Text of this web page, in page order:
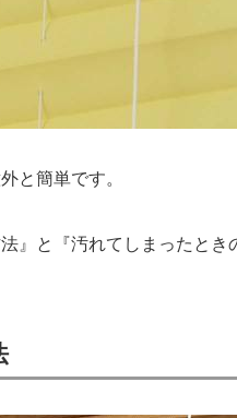
と簡単です。
』と『汚れてしまったとき